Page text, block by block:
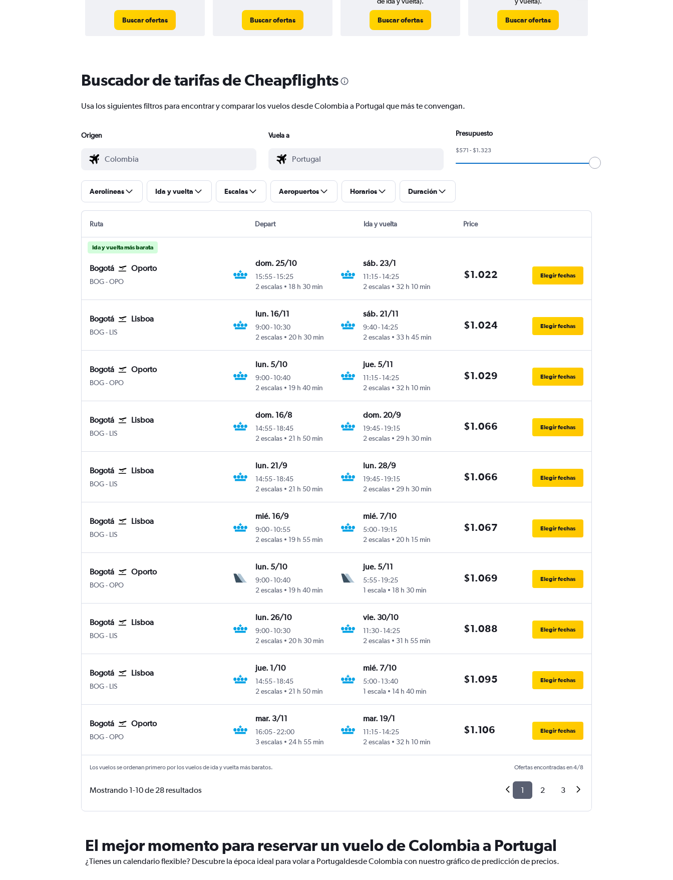
Buscar ofertas Buscar ofertas Buscar ofertas Buscar ofertas
Buscador de tarifas de Cheapflights
Usa los siguientes filtros para encontrar y comparar los vuelos desde Colombia a Portugal que más te convengan.
Origen Vuela a Presupuesto
$571 - $1.323
Aerolíneas Ida y vuelta Escalas Aeropuertos Horarios Duración
Ruta Depart Ida y vuelta Price
Ida y vuelta más barata
Bogotá Oporto
BOG-OPO
dom. 25/10
15:55-15:25
2 escalas
18 h 30 min
sáb. 23/1
11:15-14:25
2 escalas
32 h 10 min
$1.022 Elegir fechas
Bogotá Lisboa
BOG- LIS
lun. 16/11
9:00-10:30
2 escalas
20 h 30 min
sáb. 21/11
9:40-14:25
2 escalas
33 h 45 min
$1.024 Elegir fechas
Bogotá Oporto
BOG-OPO
lun. 5/10
9:00-10:40
2 escalas
19 h 40 min
jue. 5/11
11:15-14:25
2 escalas
32 h 10 min
$1.029 Elegir fechas
Bogotá Lisboa
BOG- LIS
dom. 16/8
14:55-18:45
2 escalas
21 h 50 min
dom. 20/9
19:45-19:15
2 escalas
29 h 30 min
$1.066 Elegir fechas
Bogotá Lisboa
BOG- LIS
lun. 21/9
14:55-18:45
2 escalas
21 h 50 min
lun. 28/9
19:45-19:15
2 escalas
29 h 30 min
$1.066 Elegir fechas
Bogotá Lisboa
BOG- LIS
mié. 16/9
9:00-10:55
2 escalas
19 h 55 min
mié. 7/10
5:00-19:15
2 escalas
20 h 15 min
$1.067 Elegir fechas
Bogotá Oporto
BOG-OPO
lun. 5/10
9:00-10:40
2 escalas
19 h 40 min
jue. 5/11
5:55-19:25
1 escala
18 h 30 min
$1.069 Elegir fechas
Bogotá Lisboa
BOG- LIS
lun. 26/10
9:00-10:30
2 escalas
20 h 30 min
vie. 30/10
11:30-14:25
2 escalas
31 h 55 min
$1.088 Elegir fechas
Bogotá Lisboa
BOG- LIS
jue. 1/10
14:55-18:45
2 escalas
21 h 50 min
mié. 7/10
5:00-13:40
1 escala
14 h 40 min
$1.095 Elegir fechas
Bogotá Oporto
BOG-OPO
mar. 3/11
16:05-22:00
3 escalas
24 h 55 min
mar. 19/1
11:15-14:25
2 escalas
32 h 10 min
$1.106 Elegir fechas
Los vuelos se ordenan primero por los vuelos de ida y vuelta más baratos. Ofertas encontradas en 4/8
Mostrando 1-10 de 28 resultados 1 2 3
El mejor momento para reservar un vuelo de Colombia a Portugal
¿Tienes un calendario flexible? Descubre la época ideal para volar a Portugaldesde Colombia con nuestro gráfico de predicción de precios.